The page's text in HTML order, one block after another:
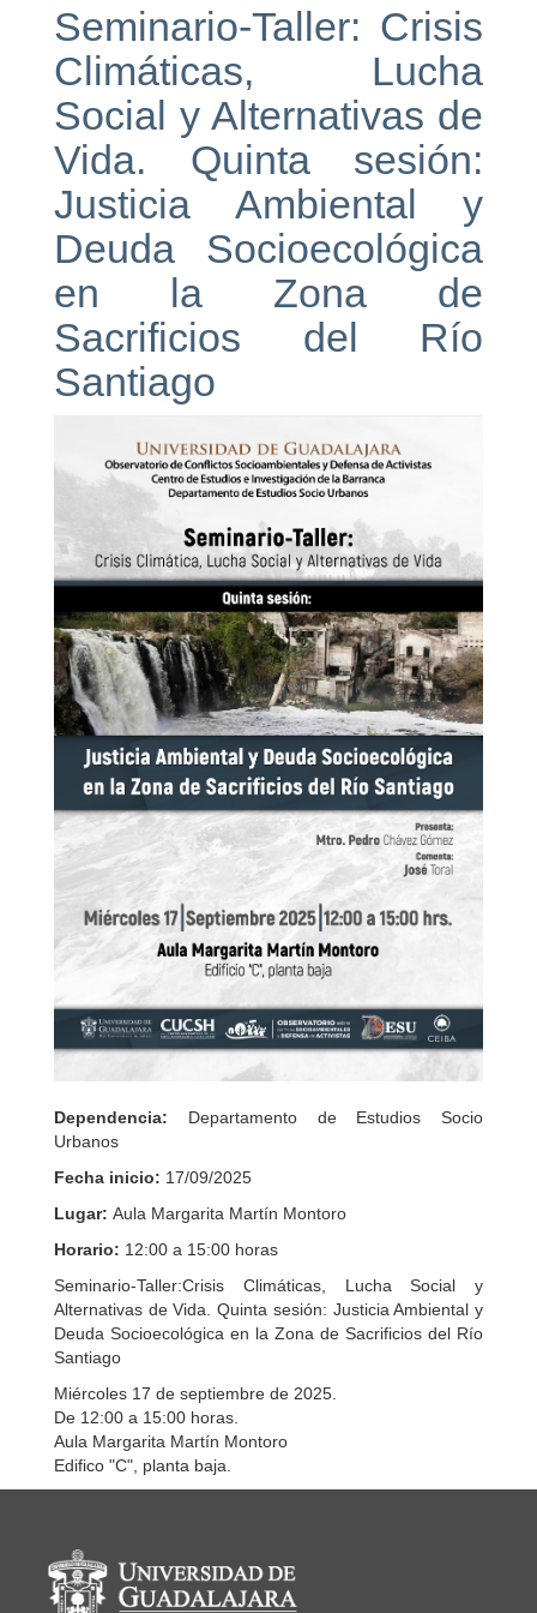
Seminario-Taller: Crisis
Climáticas, Lucha
Social y Alternativas de
Vida. Quinta sesión:
Justicia Ambiental y
Deuda Socioecológica
en la Zona de
Sacrificios del Río
Santiago
Dependencia: Departamento de Estudios Socio
Urbanos
Fecha inicio: 17/09/2025
Lugar: Aula Margarita Martín Montoro
Horario: 12:00 a 15:00 horas
Seminario-Taller:Crisis Climáticas, Lucha Social y
Alternativas de Vida. Quinta sesión: Justicia Ambiental y
Deuda Socioecológica en la Zona de Sacrificios del Río
Santiago
Miércoles 17 de septiembre de 2025.
De 12:00 a 15:00 horas.
Aula Margarita Martín Montoro
Edifico "C", planta baja.
Información del portal